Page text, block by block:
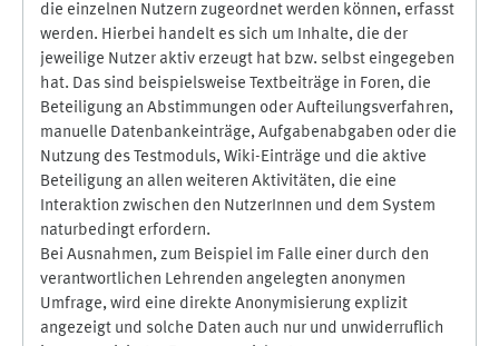
die einzelnen Nutzern zugeordnet werden können, erfasst
werden. Hierbei handelt es sich um Inhalte, die der
jeweilige Nutzer aktiv erzeugt hat bzw. selbst eingegeben
hat. Das sind beispielsweise Textbeiträge in Foren, die
Beteiligung an Abstimmungen oder Aufteilungsverfahren,
manuelle Datenbankeinträge, Aufgabenabgaben oder die
Nutzung des Testmoduls, Wiki-Einträge und die aktive
Beteiligung an allen weiteren Aktivitäten, die eine
Interaktion zwischen den NutzerInnen und dem System
naturbedingt erfordern.
Bei Ausnahmen, zum Beispiel im Falle einer durch den
verantwortlichen Lehrenden angelegten anonymen
Umfrage, wird eine direkte Anonymisierung explizit
angezeigt und solche Daten auch nur und unwiderruflich